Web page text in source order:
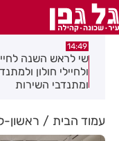
14:49
שי לראש השנה
ולחיילי חולון
ומתנדבי השירות
עמוד הבית ראשון-